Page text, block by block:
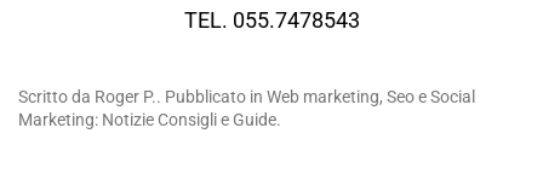
TEL. 055.7478543
Scritto da Roger P.. Pubblicato in Web marketing, Seo e Social
Marketing: Notizie Consigli e Guide.